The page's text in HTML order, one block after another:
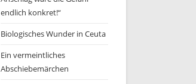
endlich konkret!“
Biologisches Wunder in Ceuta
Ein vermeintliches
Abschiebemärchen